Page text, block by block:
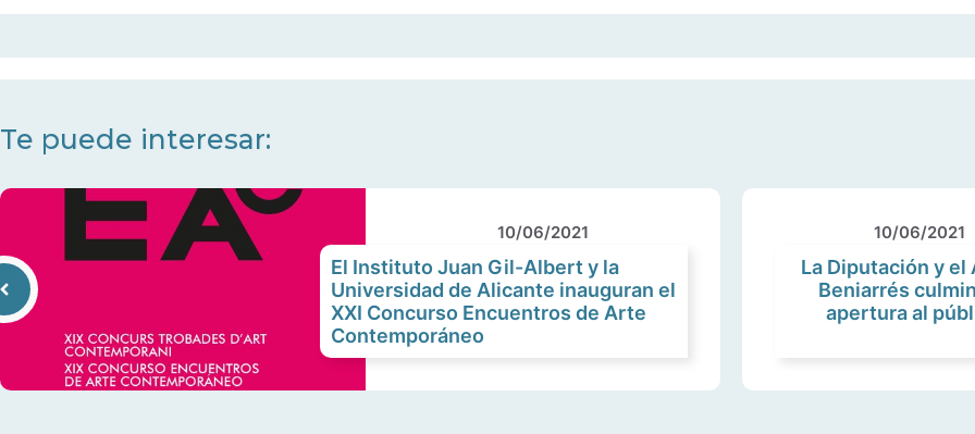
Te puede interesar:
10/06/2021
El Instituto Juan Gil-Albert y la
Universidad de Alicante inauguran el
XXI Concurso Encuentros de Arte
Contemporáneo
10/06/2021
La Diputación y
Beniarrés
apertura al